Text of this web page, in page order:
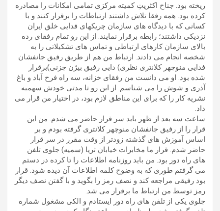
ریخته بود. جناح اکثریتِ کمیته مرکزی تمامی امکانات را مصادره
کرده بود. همه رفقا تلاش داشتند ارتباطات را برقرار کنند و با
کسانی که با دیدگاه های سازمان چریکهای فدایی خلق ایران
نزدیکی داشتند؛ رابطه برقرار نمایند. از این رو تمام رفقای رده
بالای سازمان کارهای ارتباطی و تماس های تشکیلاتی را به
شخصه انجام می دادند. ارتباط من هم از طریق رفیق جانفشان
فدایی منوچهر کلانتری نظری) دایی رفیق بیژن جزنی)برقرار
شده بود. او می دانست من رفقای خزانه، سه راه فرح آباد و باغ
آذری و شوش را می شناسم. از این رو تا مدتی خودش سهمیه
نشریه کار را که برای این مناطق لازم بود، در اختیار من قرار می
داد.
ساعت سه بعد از ظهر باید سر قرار حاضر می شدم. من این
قرار را از رفیق جانفشان منوچهر کلانتری گرفته بودم و بر
اساس آموزش های گذشته زودتر از وقت مقرر در سر قرار
حاضر شدم. قرار ما مخابرات خیابان ثریا (سمیه) جلوی تلفن
های راه دور بود. من باید روزنامه اطلاعات را تا کرده در دستم
می گرفتم طوری که به وضوح کلمه اطلاعات آن دیده شود. قرار
بود رفیقی مراجعه کند و نصف رمز را بگوید و با گفتن نصف دیگر
رمز توسط من ارتباط ما برقرار می شد.
جلوی یکی از تلفن های راه دور ایستادم و الکی مشغول شماره